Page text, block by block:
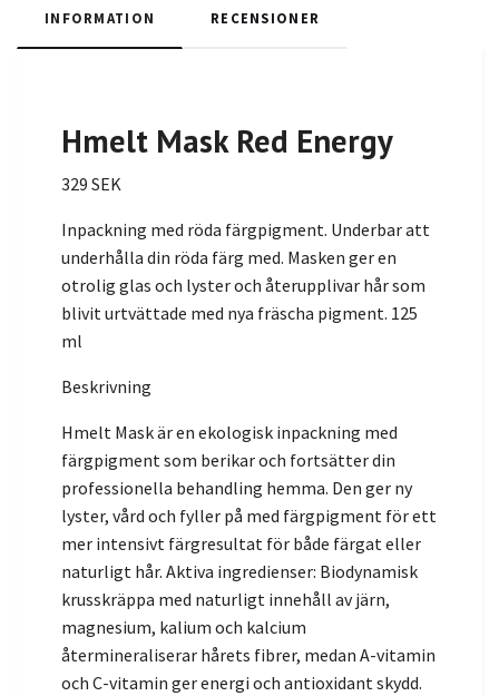
INFORMATION RECENSIONER
Hmelt Mask Red Energy
329 SEK
Inpackning med röda färgpigment. Underbar att
underhålla din röda färg med. Masken ger en
otrolig glas och lyster och återupplivar hår som
blivit urtvättade med nya fräscha pigment. 125
ml
Beskrivning
Hmelt Mask är en ekologisk inpackning med
färgpigment som berikar och fortsätter din
professionella behandling hemma. Den ger ny
lyster, vård och fyller på med färgpigment för ett
mer intensivt färgresultat för både färgat eller
naturligt hår. Aktiva ingredienser: Biodynamisk
krusskräppa med naturligt innehåll av järn,
magnesium, kalium och kalcium
återmineraliserar hårets fibrer, medan A-vitamin
och C-vitamin ger energi och antioxidant skydd.